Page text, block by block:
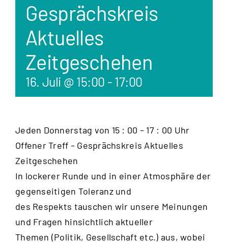
Gesprächskreis
Aktuelles
Zeitgeschehen
16. Juli @ 15:00 - 17:00
Jeden Donnerstag von 15 : 00 – 17 : 00 Uhr
Offener Treff – Gesprächskreis Aktuelles
Zeitgeschehen
In lockerer Runde und in einer Atmosphäre der
gegenseitigen Toleranz und
des Respekts tauschen wir unsere Meinungen
und Fragen hinsichtlich aktueller
Themen (Politik, Gesellschaft etc.) aus, wobei